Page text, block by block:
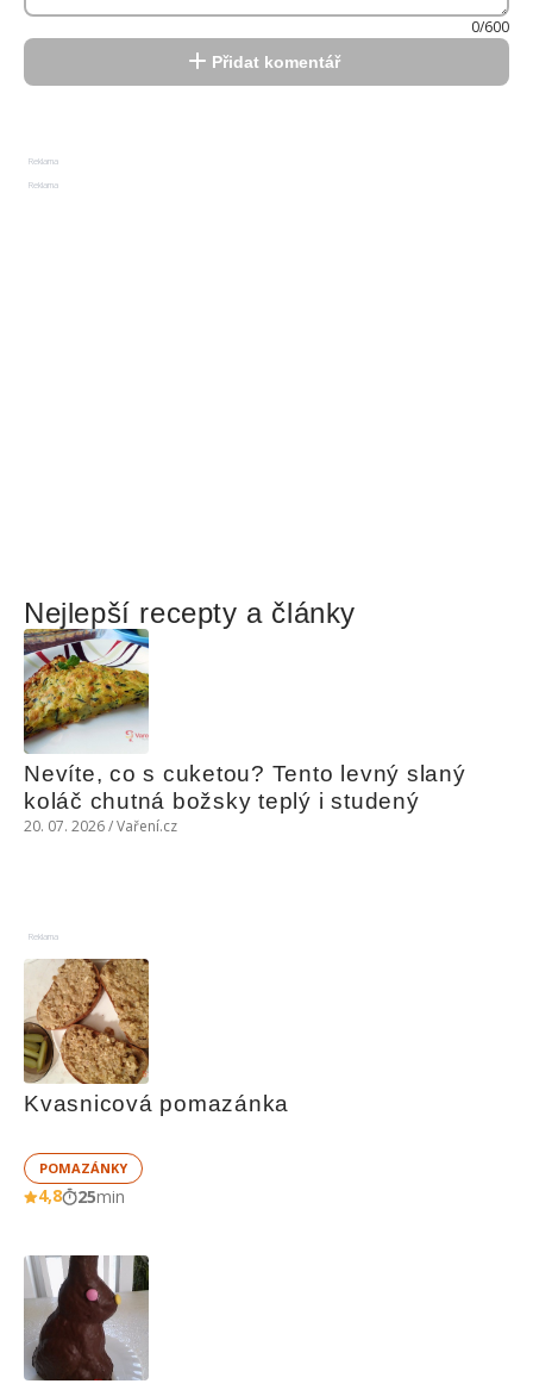
0/600
Přidat komentář
Reklama
Reklama
Nejlepší recepty a články
Nevíte, co s cuketou? Tento levný slaný
koláč chutná božsky teplý i studený
20. 07. 2026 / Vaření.cz
Reklama
Kvasnicová pomazánka
POMAZÁNKY
4,8 25min